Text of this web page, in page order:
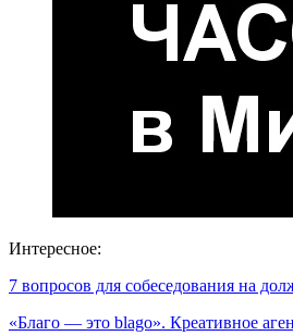
Интересное:
7 вопросов для собеседования на
«Благо — это blago». Креативное